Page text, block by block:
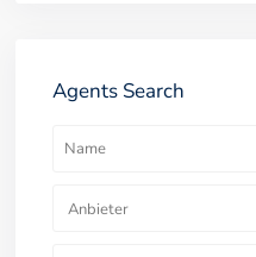
Agents Search
Anbieter